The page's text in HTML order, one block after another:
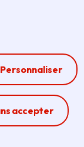
Personnaliser
accepter
modale
«
suite à